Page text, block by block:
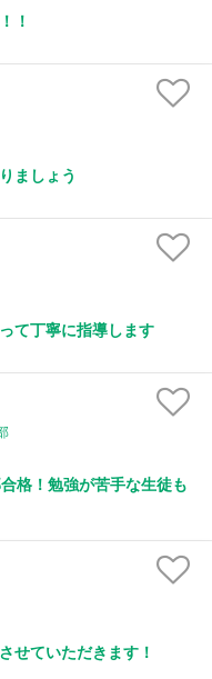
！
ましょう
て丁寧に指導します
格！勉強が苦手な生徒も
せていただきます！